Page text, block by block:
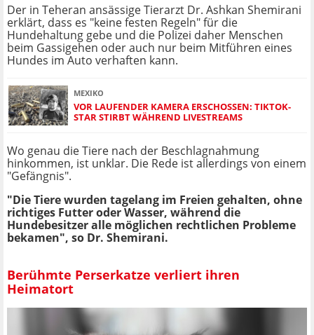
Der in Teheran ansässige Tierarzt Dr. Ashkan Shemirani
erklärt, dass es "keine festen Regeln" für die
Hundehaltung gebe und die Polizei daher Menschen
beim Gassigehen oder auch nur beim Mitführen eines
Hundes im Auto verhaften kann.
MEXIKO
VOR LAUFENDER KAMERA ERSCHOSSEN: TIKTOK-
STAR STIRBT WÄHREND LIVESTREAMS
Wo genau die Tiere nach der Beschlagnahmung
hinkommen, ist unklar. Die Rede ist allerdings von einem
"Gefängnis".
"Die Tiere wurden tagelang im Freien gehalten, ohne
richtiges Futter oder Wasser, während die
Hundebesitzer alle möglichen rechtlichen Probleme
bekamen", so Dr. Shemirani.
Berühmte Perserkatze verliert ihren
Heimatort